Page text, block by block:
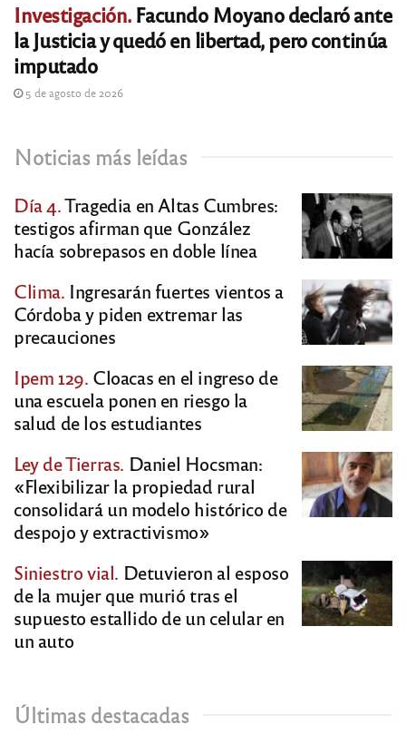
Investigación.Facundo Moyano declaró ante
la Justicia y quedó en libertad, pero continúa
imputado
5 de agosto de 2026
Noticias más leídas
Día 4.Tragedia en Altas Cumbres:
testigos afirman que González
hacía sobrepasos en doble línea
Clima. Ingresarán fuertes vientos a
Córdoba y piden extremar las
precauciones
Ipem 129. Cloacas en el ingreso de
una escuela ponen en riesgo la
salud de los estudiantes
Ley de Tierras. Daniel Hocsman:
«Flexibilizar la propiedad rural
consolidará un modelo histórico de
despojo y extractivismo»
Siniestro vial. Detuvieron al esposo
de la mujer que murió tras el
supuesto estallido de un celular en
un auto
Últimas destacadas